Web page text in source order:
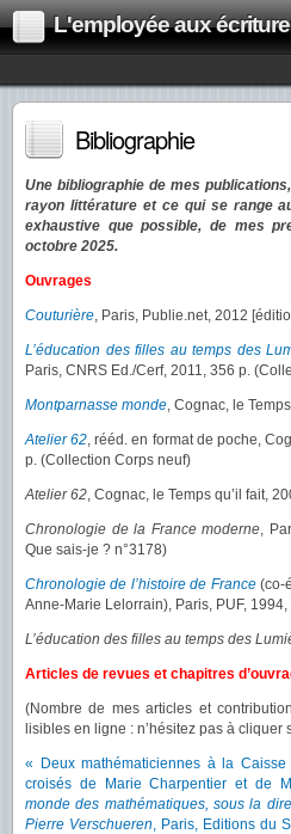
L'employée aux
Bibliographie
Une bibliographie de mes
rayon littérature et ce qui se range
exhaustive que possible, de mes
octobre 2025.
Ouvrages
Couturière, Paris, Publie.net, 2012
L’éducation des filles au temps des
Paris, CNRS Ed./Cerf, 2011, 356 p.
Montparnasse monde, Cognac, le
Atelier 62, rééd. en format de poche,
p. (Collection Corps neuf)
Atelier 62, Cognac, le Temps qu’il fait,
Chronologie de la France moderne,
Que sais-je ? n°3178)
Chronologie de l’histoire de France(co-
Anne-Marie Lelorrain), Paris, PUF,
L’éducation des filles au temps des
Articles de revues et chapitres
(Nombre de mes articles et
lisibles en ligne : n’hésitez pas à cliquer
« Deux mathématiciennes à la
croisés de Marie Charpentier et de
monde des mathématiques, sous la
Pierre Verschueren, Paris, Editions du